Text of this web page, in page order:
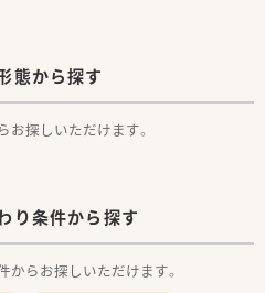
態から探す
探しいただけます。
り条件から探す
らお探しいただけます。